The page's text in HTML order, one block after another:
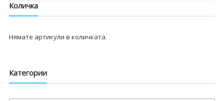
Количка
Нямате артикули в количката.
Категории